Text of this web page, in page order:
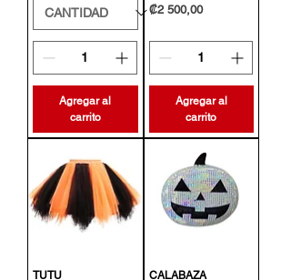
Agregar al
carrito
Precio
₡2 500,00
Agregar al
carrito
TUTU CALABAZA